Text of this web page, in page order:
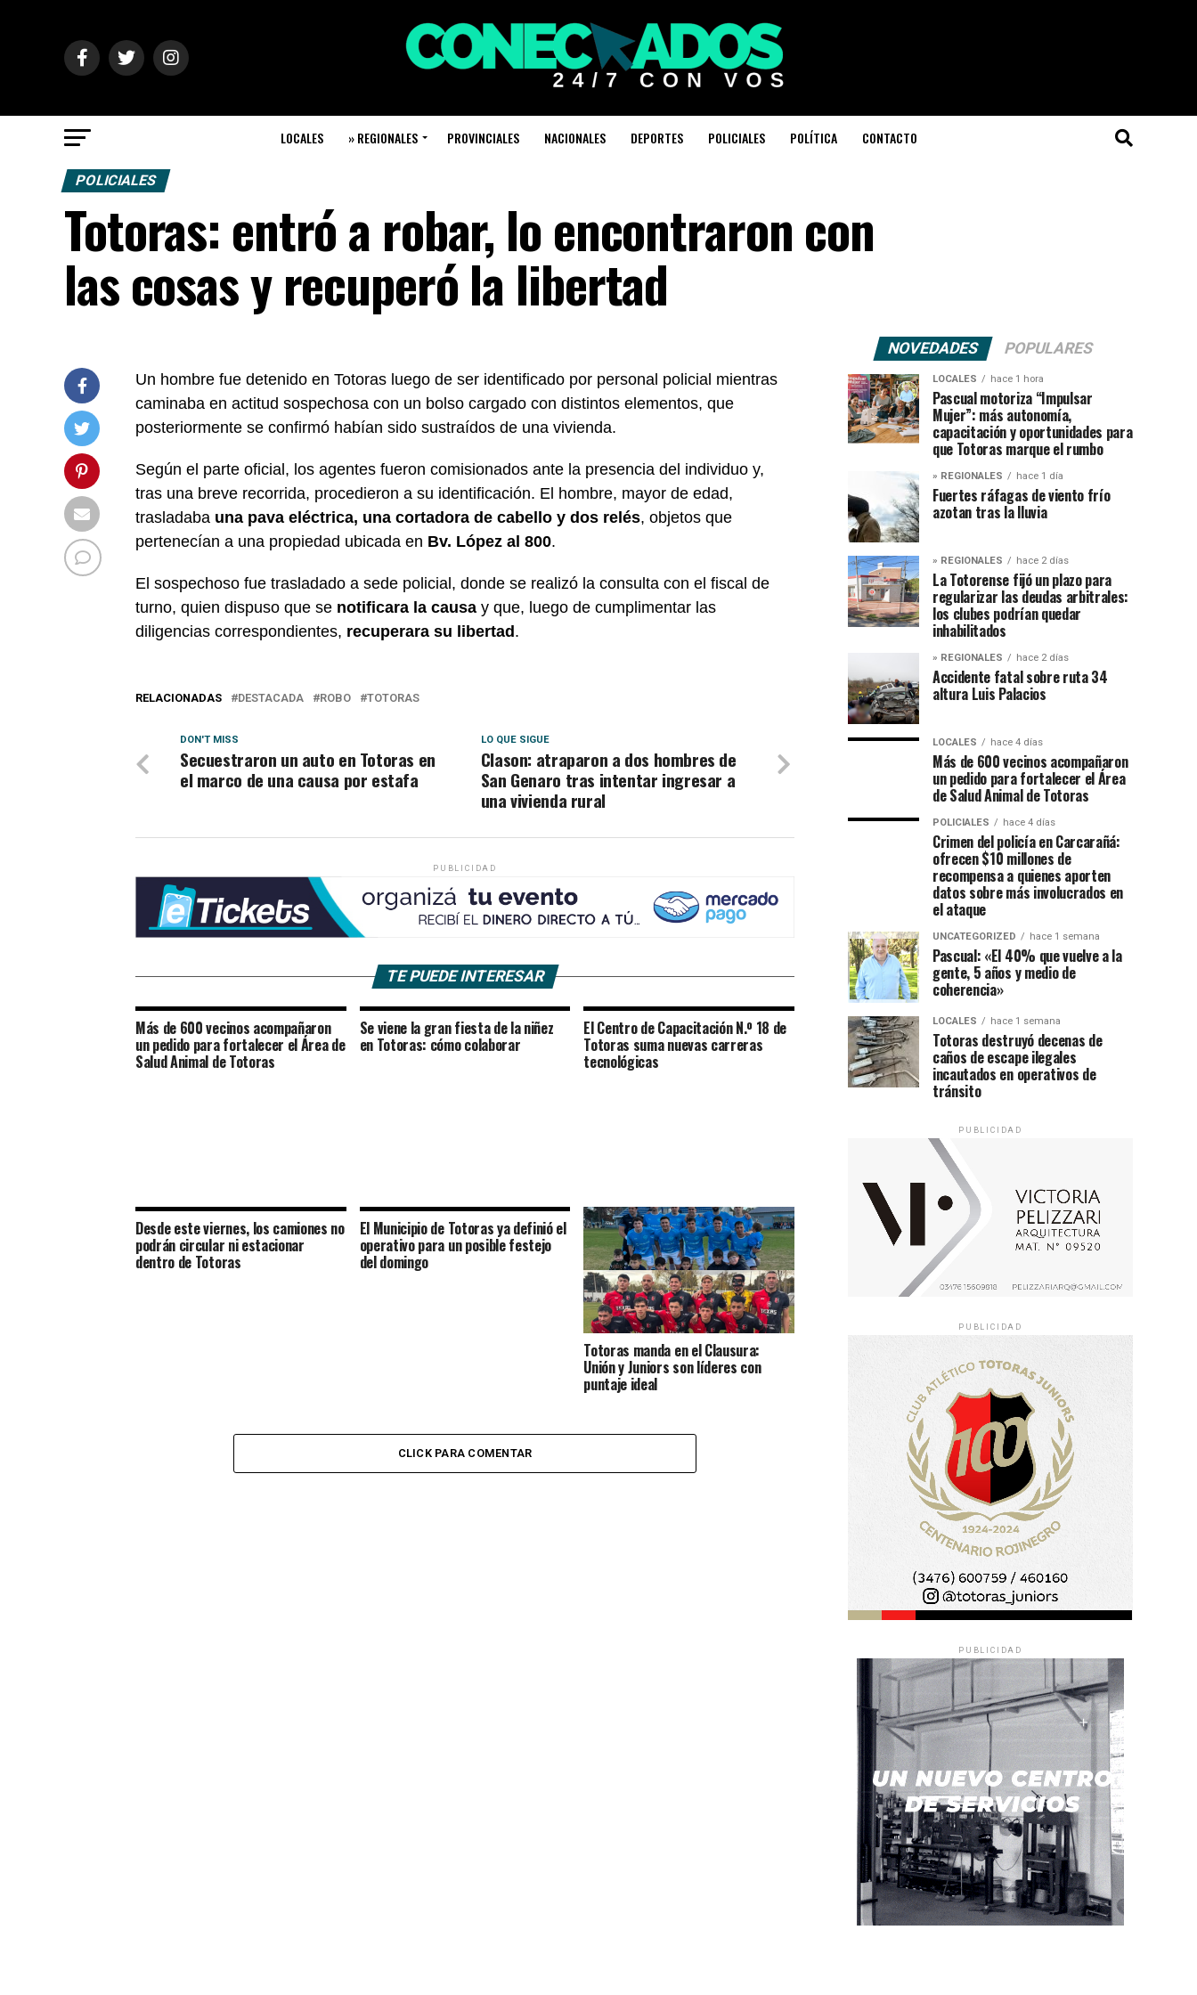
LOCALES » REGIONALES PROVINCIALES NACIONALES DEPORTES POLICIALES POLÍTICA CONTACTO
POLICIALES
Totoras: entró a robar, lo encontraron con
las cosas y recuperó la libertad
Un hombre fue detenido en Totoras luego de ser identificado por personal policial mientras
caminaba en actitud sospechosa con un bolso cargado con distintos elementos, que
posteriormente se confirmó habían sido sustraídos de una vivienda.
Según el parte oficial, los agentes fueron comisionados ante la presencia del individuo y,
tras una breve recorrida, procedieron a su identificación. El hombre, mayor de edad,
trasladaba una pava eléctrica, una cortadora de cabello y dos relés, objetos que
pertenecían a una propiedad ubicada en Bv. López al 800.
El sospechoso fue trasladado a sede policial, donde se realizó la consulta con el fiscal de
turno, quien dispuso que se notificara la causa y que, luego de cumplimentar las
diligencias correspondientes, recuperara su libertad .
RELACIONADAS DESTACADA ROBO TOTORAS
LO QUE SIGUE
Clason: atraparon a dos hombres de
San Genaro tras intentar ingresar a
una vivienda rural
DON'T MISS
Secuestraron un auto en Totoras en
el marco de una causa por estafa
PUBLICIDAD
TE PUEDE INTERESAR
Más de 600 vecinos acompañaron
un pedido para fortalecer el Área de
Salud Animal de Totoras
Se viene la gran fiesta de la niñez
en Totoras: cómo colaborar
El Centro de Capacitación N.º 18 de
Totoras suma nuevas carreras
tecnológicas
Desde este viernes, los camiones no
podrán circular ni estacionar
dentro de Totoras
El Municipio de Totoras ya definió el
operativo para un posible festejo
del domingo
Totoras manda en el Clausura:
Unión y Juniors son líderes con
puntaje ideal
CLICK PARA COMENTAR
NOVEDADES POPULARES
LOCALES hace 1 hora
Pascual motoriza “Impulsar
Mujer”: más autonomía,
capacitación y oportunidades para
que Totoras marque el rumbo
» REGIONALES hace 1 día
Fuertes ráfagas de viento frío
azotan tras la lluvia
» REGIONALES hace 2 días
La Totorense fijó un plazo para
regularizar las deudas arbitrales:
los clubes podrían quedar
inhabilitados
» REGIONALES hace 2 días
Accidente fatal sobre ruta 34
altura Luis Palacios
LOCALES hace 4 días
Más de 600 vecinos acompañaron
un pedido para fortalecer el Área
de Salud Animal de Totoras
POLICIALES hace 4 días
Crimen del policía en Carcarañá:
ofrecen $10 millones de
recompensa a quienes aporten
datos sobre más involucrados en
el ataque
UNCATEGORIZED hace 1 semana
Pascual: «El 40% que vuelve a la
gente, 5 años y medio de
coherencia»
LOCALES hace 1 semana
Totoras destruyó decenas de
caños de escape ilegales
incautados en operativos de
tránsito
PUBLICIDAD
PUBLICIDAD
PUBLICIDAD